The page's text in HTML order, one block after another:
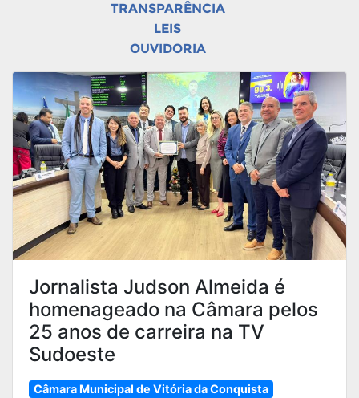
TRANSPARÊNCIA
LEIS
OUVIDORIA
Jornalista Judson Almeida é
homenageado na Câmara pelos
25 anos de carreira na TV
Sudoeste
Câmara Municipal de Vitória da Conquista